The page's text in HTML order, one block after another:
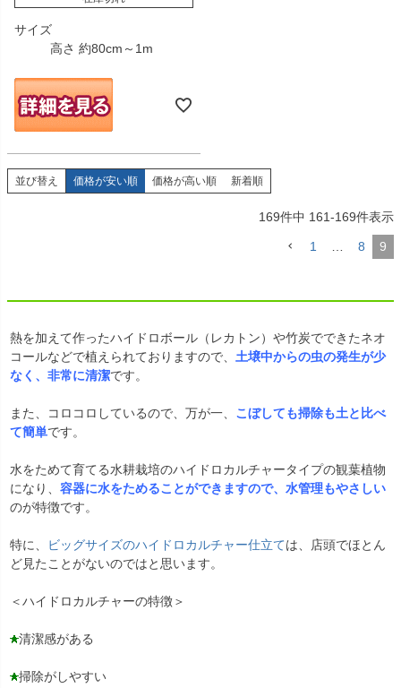
サイズ
高さ 約80cm～1m
並び替え 価格が安い順 価格が高い順 新着順
169件中 161-169件表示
1 8 9
熱を加えて作ったハイドロボール（レカトン）や竹炭でできたネオ
コールなどで植えられておりますので、 土壌中からの虫の発生が少
なく、非常に清潔です。
また、コロコロしているので、万が一、 こぼしても掃除も土と比べ
て簡単です。
水をためて育てる水耕栽培のハイドロカルチャータイプの観葉植物
になり、 容器に水をためることができますので、水管理もやさしい
のが特徴です。
特に、 ビッグサイズのハイドロカルチャー仕立ては、店頭でほとん
ど見たことがないのではと思います。
＜ハイドロカルチャーの特徴＞
清潔感がある
掃除がしやすい